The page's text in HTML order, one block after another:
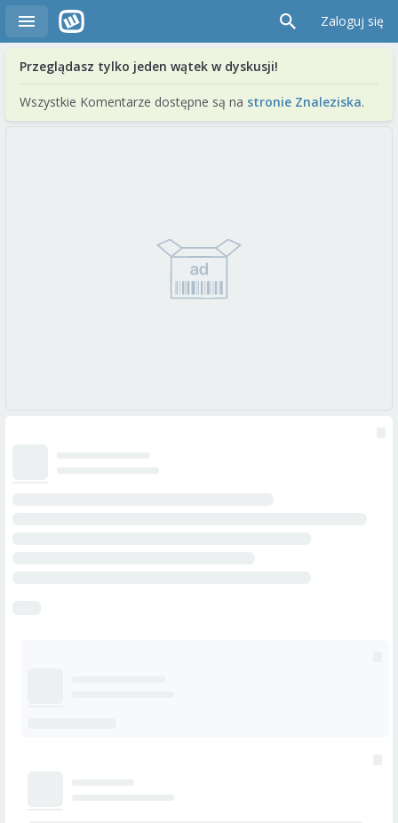
Zaloguj się
Przeglądasz tylko jeden wątek w dyskusji!
Wszystkie Komentarze dostępne są na stronie Znaleziska.